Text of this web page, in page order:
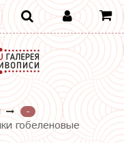
-
гобеленовые